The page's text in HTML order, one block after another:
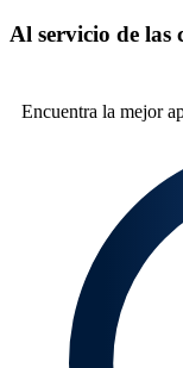
Al servicio de las
Encuentra la mejor